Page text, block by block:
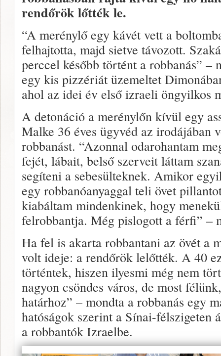
rendőrök lőtték le.
“A merénylő egy kávét vett a
felhajtotta, majd sietve távozott.
perccel később történt a robbanás”
egy kis pizzériát üzemeltet
ahol az idei év első izraeli öngyilkos
A detonáció a merénylőn kívül egy
Malke 36 éves ügyvéd az irodájában
robbanást. “Azonnal odarohantam
fejét, lábait, belső szerveit láttam
segíteni a sebesülteknek. Amikor
egy robbanóanyaggal teli övet
kiabáltam mindenkinek, hogy
felrobbantja. Még pislogott a férfi” –
Ha fel is akarta robbantani az övét a
volt ideje: a rendőrök lelőtték. A 40
történtek, hiszen ilyesmi még nem
nagyon csöndes város, de most
határhoz” – mondta a robbanás egy
hatóságok szerint a Sínai-félszigeten
a robbantók Izraelbe.